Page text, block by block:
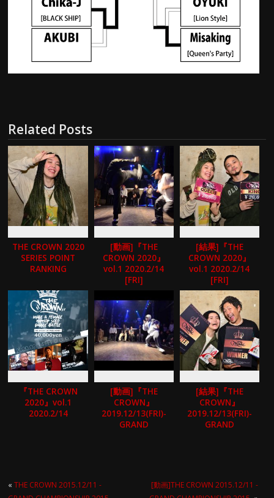
Related Posts
THE CROWN 2020
SERIES POINT
RANKING
[動画]『THE
CROWN 2020』
vol.1 2020.2/14
[FRI]
[結果]『THE
CROWN 2020』
vol.1 2020.2/14
[FRI]
『THE CROWN
2020』vol.1
2020.2/14
[動画]『THE
CROWN』
2019.12/13(FRI)-
GRAND
[結果]『THE
CROWN』
2019.12/13(FRI)-
GRAND
«THE CROWN 2015.12/11 -
[動画]THE CROWN 2015.12/11 -